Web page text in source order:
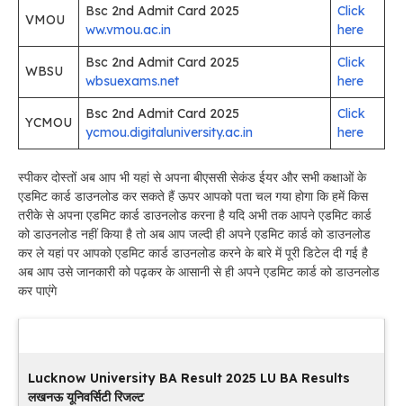
VMOU
Bsc 2nd Admit Card 2025
ww.vmou.ac.in
Click
here
WBSU
Bsc 2nd Admit Card 2025
wbsuexams.net
Click
here
YCMOU
Bsc 2nd Admit Card 2025
ycmou.digitaluniversity.ac.in
Click
here
स्पीकर दोस्तों अब आप भी यहां से अपना बीएससी सेकंड ईयर और सभी कक्षाओं के
एडमिट कार्ड डाउनलोड कर सकते हैं ऊपर आपको पता चल गया होगा कि हमें किस
तरीके से अपना एडमिट कार्ड डाउनलोड करना है यदि अभी तक आपने एडमिट कार्ड
को डाउनलोड नहीं किया है तो अब आप जल्दी ही अपने एडमिट कार्ड को डाउनलोड
कर ले यहां पर आपको एडमिट कार्ड डाउनलोड करने के बारे में पूरी डिटेल दी गई है
अब आप उसे जानकारी को पढ़कर के आसानी से ही अपने एडमिट कार्ड को डाउनलोड
कर पाएंगे
Lucknow University BA Result 2025 LU BA Results
लखनऊ यूनिवर्सिटी रिजल्ट